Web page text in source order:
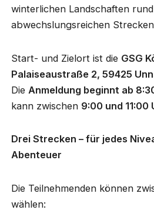
winterlichen Landschaften
abwechslungsreichen
Start- und Zielort ist die GSG
Palaiseaustraße 2, 59425
Die Anmeldung beginnt ab
kann zwischen 9:00 und 11:00
Drei Strecken – für jedes
Abenteuer
Die Teilnehmenden können
wählen: